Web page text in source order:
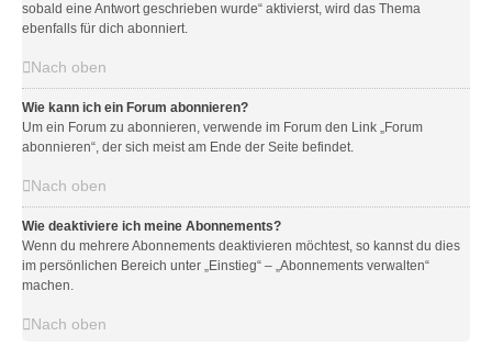
sobald eine Antwort geschrieben wurde“ aktivierst, wird das Thema
ebenfalls für dich abonniert.
Nach oben
Wie kann ich ein Forum abonnieren?
Um ein Forum zu abonnieren, verwende im Forum den Link „Forum
abonnieren“, der sich meist am Ende der Seite befindet.
Nach oben
Wie deaktiviere ich meine Abonnements?
Wenn du mehrere Abonnements deaktivieren möchtest, so kannst du dies
im persönlichen Bereich unter „Einstieg“ – „Abonnements verwalten“
machen.
Nach oben